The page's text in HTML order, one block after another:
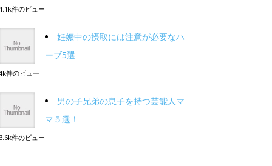
件のビュー
妊娠中の摂取には注意が必要なハ
ーブ5選
件のビュー
男の子兄弟の息子を持つ芸能人マ
マ５選！
3.6k件のビュー